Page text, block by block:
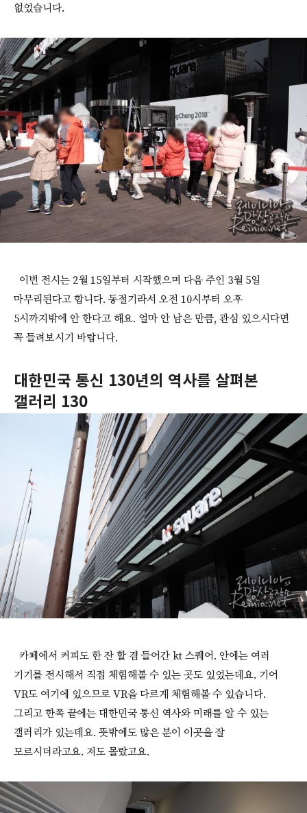
없었습니다.
이번 전시는 2월 15일부터 시작했으며 다음 주인 3월 5일
마무리된다고 합니다. 동절기라서 오전 10시부터 오후
5시까지밖에 안 한다고 해요. 얼마 안 남은 만큼, 관심 있으시다면
꼭 들려보시기 바랍니다.
대한민국 통신 130년의 역사를 살펴본
갤러리 130
카페에서 커피도 한 잔 할 겸 들어간 kt 스퀘어. 안에는 여러
기기를 전시해서 직접 체험해볼 수 있는 곳도 있었는데요. 기어
VR도 여기에 있으므로 VR을 다르게 체험해볼 수 있습니다.
그리고 한쪽 끝에는 대한민국 통신 역사와 미래를 알 수 있는
갤러리가 있는데요. 뜻밖에도 많은 분이 이곳을 잘
모르시더라고요. 저도 몰랐고요.